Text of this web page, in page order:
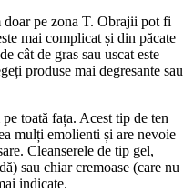
doar pe zona T. Obrajii pot fi
mai complicat și din păcate
cât de gras sau uscat este
produse mai degresante sau
toată fața. Acest tip de ten
mulți emolienti și are nevoie
Cleanserele de tip gel,
sau chiar cremoase (care nu
indicate.